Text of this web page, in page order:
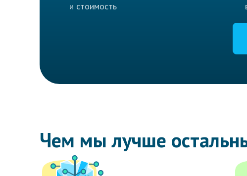
и стоимость
Чем мы лучше